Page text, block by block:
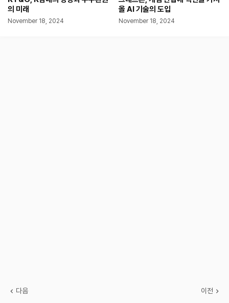
의 미래
November 18, 2024
올 AI 기술의 도입
November 18, 2024
다음 이전